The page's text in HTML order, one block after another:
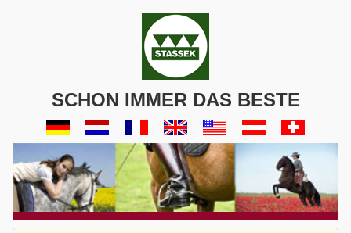
SCHON IMMER DAS BESTE